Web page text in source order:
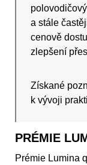
a stále
cenově
zlepšení
Získané
k vývoji
PRÉMIE
Prémie Lumina